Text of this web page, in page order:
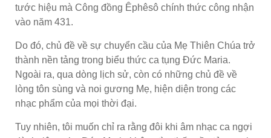
tước hiệu mà Công đồng Êphêsô chính thức công nhận
vào năm 431.
Do đó, chủ đề về sự chuyển cầu của Mẹ Thiên Chúa trở
thành nền tảng trong biểu thức ca tụng Đức Maria.
Ngoài ra, qua dòng lịch sử, còn có những chủ đề về
lòng tôn sùng và noi gương Mẹ, hiện diện trong các
nhạc phẩm của mọi thời đại.
Tuy nhiên, tôi muốn chỉ ra rằng đôi khi âm nhạc ca ngợi